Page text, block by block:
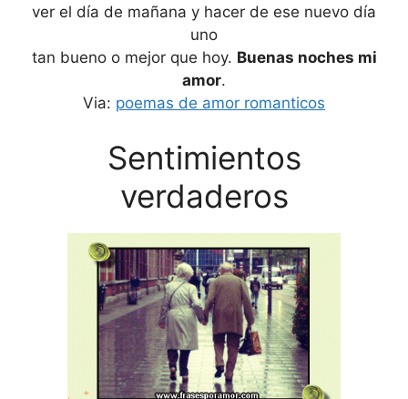
ver el día de mañana y hacer de ese nuevo día
uno
tan bueno o mejor que hoy. Buenas noches mi
amor.
Via: poemas de amor romanticos
Sentimientos
verdaderos